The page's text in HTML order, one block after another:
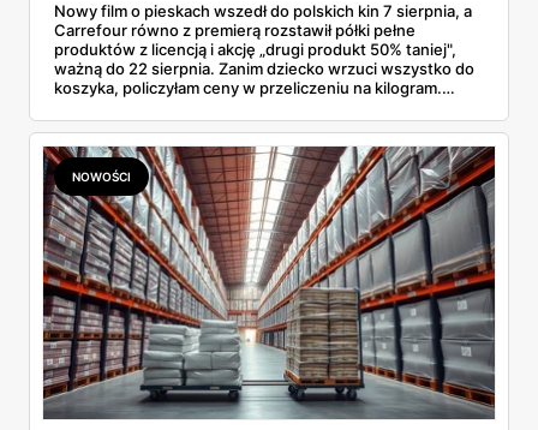
Nowy film o pieskach wszedł do polskich kin 7 sierpnia, a
Carrefour równo z premierą rozstawił półki pełne
produktów z licencją i akcję „drugi produkt 50% taniej",
ważną do 22 sierpnia. Zanim dziecko wrzuci wszystko do
koszyka, policzyłam ceny w przeliczeniu na kilogram.
prawie 140 zł za kilogram, ale lody do mrożenia i rurki
waflowe bronią się nawet bez rabatu.
NOWOŚCI